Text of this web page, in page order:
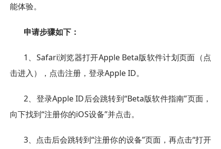
能体验。
申请步骤如下：
1、Safari浏览器打开Apple Beta版软件计划页面（点
击进入），点击注册，登录Apple ID。
2、登录Apple ID后会跳转到“Beta版软件指南”页面，
向下找到“注册你的iOS设备”并点击。
3、点击后会跳转到“注册你的设备”页面，再点击“打开